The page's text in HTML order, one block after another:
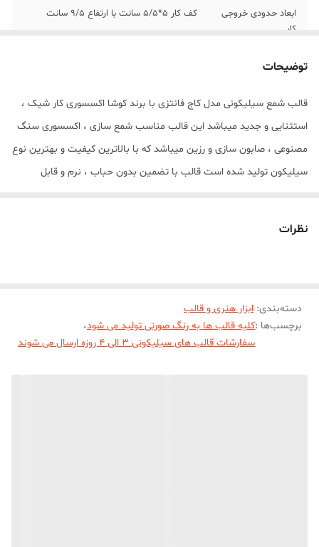
ابعاد حدودی خروجی
کار
کف کار 5*5/5 سانت با ارتفاع 9/5 سانت
توضیحات
قالب شمع سیلیکونی مدل کاج فانتزی با برند کوشا اکسسوری کار شیک ،
استثنایی و جدید میباشد این قالب مناسب شمع سازی ، اکسسوری سنگ
مصنوعی ، صابون سازی و رزین میباشد که با بالاترین کیفیت و بهترین نوع
سیلیکون تولید شده است قالب با تضمین بدون حباب ، نرم و قابل
نظرات
دسته‌بندی: ابزار هنری و قالب
برچسب‌ها :کلیه قالب ها به رنگ صورتی تولید می شود،
سفارشات قالب های سیلیکونی 3 الی 4 روزه ارسال می شوند